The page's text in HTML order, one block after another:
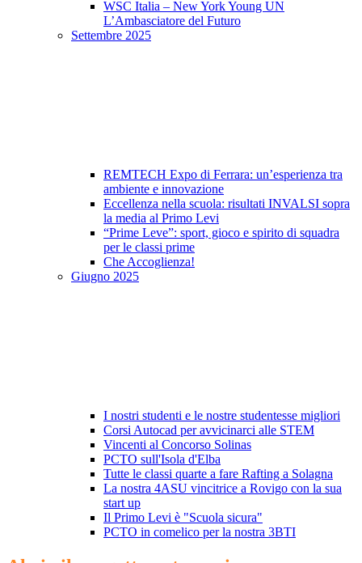
WSC Italia – New York Young UN
L’Ambasciatore del Futuro
Settembre 2025
REMTECH Expo di Ferrara: un’esperienza tra
ambiente e innovazione
Eccellenza nella scuola: risultati INVALSI sopra
la media al Primo Levi
“Prime Leve”: sport, gioco e spirito di squadra
per le classi prime
Che Accoglienza!
Giugno 2025
I nostri studenti e le nostre studentesse migliori
Corsi Autocad per avvicinarci alle STEM
Vincenti al Concorso Solinas
PCTO sull'Isola d'Elba
Tutte le classi quarte a fare Rafting a Solagna
La nostra 4ASU vincitrice a Rovigo con la sua
start up
Il Primo Levi è "Scuola sicura"
PCTO in comelico per la nostra 3BTI